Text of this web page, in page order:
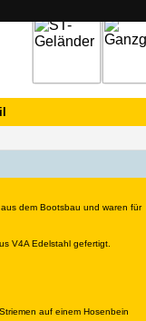
dem Bootsbau und waren für
V4A Edelstahl gefertigt.
auf einem Hosenbein